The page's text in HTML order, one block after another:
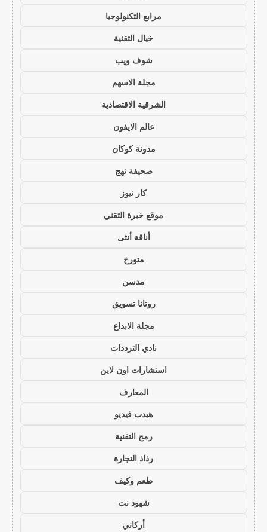
مرابع التكنولوجيا
خيال التقنية
شوف ويب
مجلة الاسهم
الشرقية الاقتصادية
عالم الايفون
مدونة كوكان
صحيفة نهج
كار نيوز
موقع خبرة التقني
أناقة أنثى
متورخ
مدسن
روتانا تسويق
مجلة الابداع
نادي الترددات
استشارات اون لاين
المعارف
هيدب فيديو
رمح التقنية
رذاذ التجارة
طعم وكيف
شهود نت
أركاني